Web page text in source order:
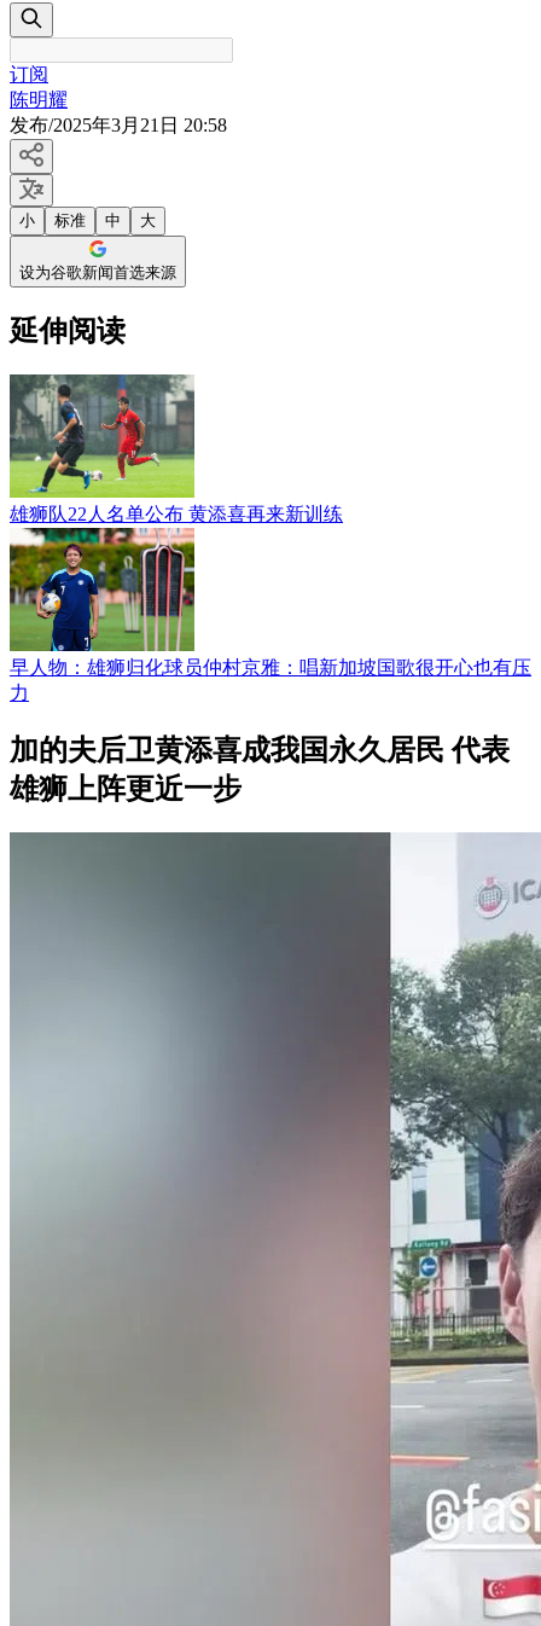
订阅
陈明耀
发布/2025年3月21日 20:58
小 标准 中 大
设为谷歌新闻首选来源
延伸阅读
雄狮队22人名单公布 黄添喜再来新训练
早人物：雄狮归化球员仲村京雅：唱新加坡国歌很开心也有压
力
加的夫后卫黄添喜成我国永久居民 代表
雄狮上阵更近一步